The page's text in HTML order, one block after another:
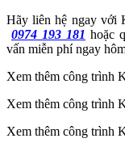
Hãy liên hệ ngay với
0974 193 181 hoặc
vấn miễn phí ngay
Xem thêm công trình
Xem thêm công trình
Xem thêm công trình